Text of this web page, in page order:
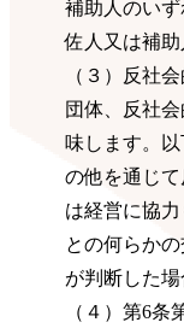
補助人のい
佐人又は補
（３）反社
団体、反社
味します。
の他を通じ
は経営に協
との何らか
が判断した場
（４）第6